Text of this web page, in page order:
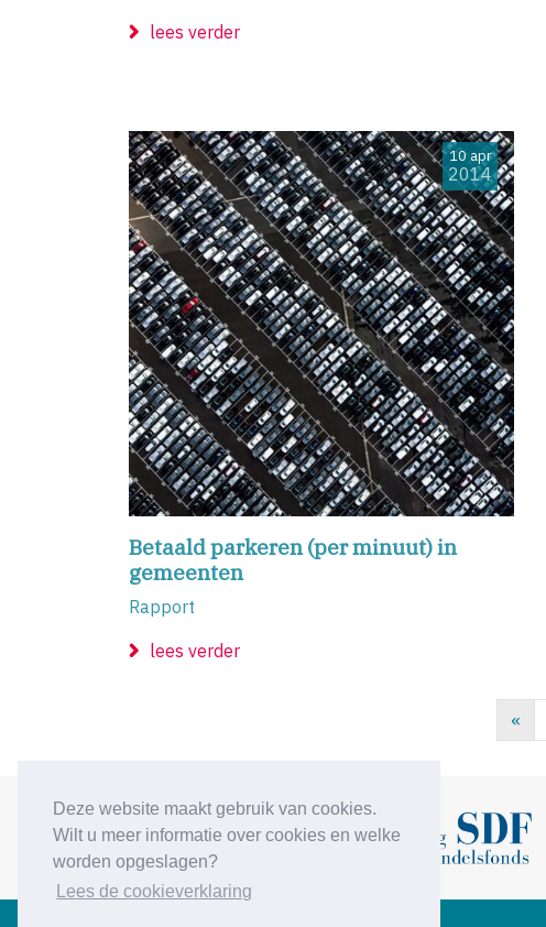
Deze website maakt gebruik van cookies.
Wilt u meer informatie over cookies en welke
worden opgeslagen?
Lees de cookieverklaring
lees verder
Betaald parkeren (per minuut) in
gemeenten
Rapport
10 apr
2014
lees verder
«
Vorige